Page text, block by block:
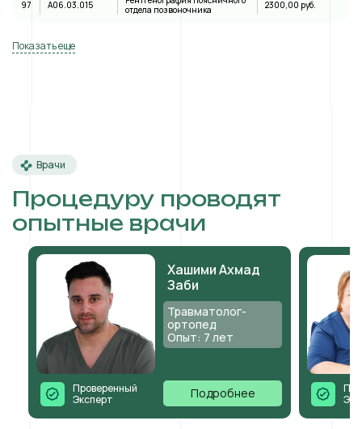
97 A06.03.015
отдела позвоночника
2300,00 руб.
Показать еще
Врачи
Процедуру проводят
опытные врачи
Проверенный
Эксперт
Хашими Ахмад
Заби
Травматолог-
ортопед
Опыт: 7 лет
Подробнее